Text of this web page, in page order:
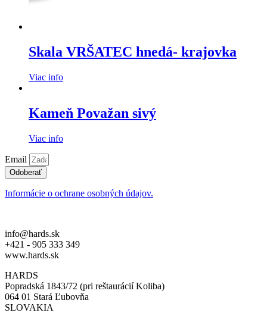
Skala VRŠATEC hnedá- krajovka
Viac info
Kameň Považan sivý
Viac info
Email
Odoberať
Informácie o ochrane osobných údajov.
info@hards.sk
+421 - 905 333 349
www.hards.sk
HARDS
Popradská 1843/72 (pri reštaurácií Koliba)
064 01 Stará Ľubovňa
SLOVAKIA